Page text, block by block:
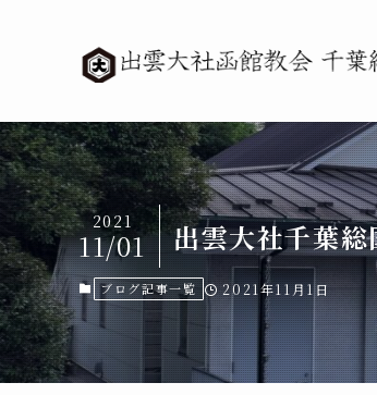
出雲大社千葉
2021
11/01
ブログ記事一覧 2021年11月1日